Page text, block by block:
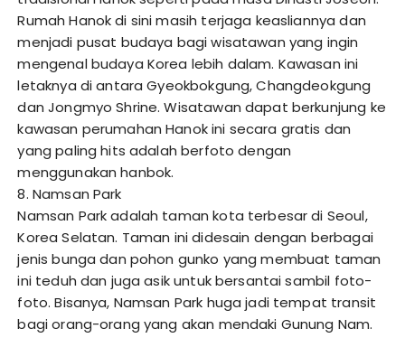
Rumah Hanok di sini masih terjaga keasliannya dan
menjadi pusat budaya bagi wisatawan yang ingin
mengenal budaya Korea lebih dalam. Kawasan ini
letaknya di antara Gyeokbokgung, Changdeokgung
dan Jongmyo Shrine. Wisatawan dapat berkunjung ke
kawasan perumahan Hanok ini secara gratis dan
yang paling hits adalah berfoto dengan
menggunakan hanbok.
8. Namsan Park
Namsan Park adalah taman kota terbesar di Seoul,
Korea Selatan. Taman ini didesain dengan berbagai
jenis bunga dan pohon gunko yang membuat taman
ini teduh dan juga asik untuk bersantai sambil foto-
foto. Bisanya, Namsan Park huga jadi tempat transit
bagi orang-orang yang akan mendaki Gunung Nam.